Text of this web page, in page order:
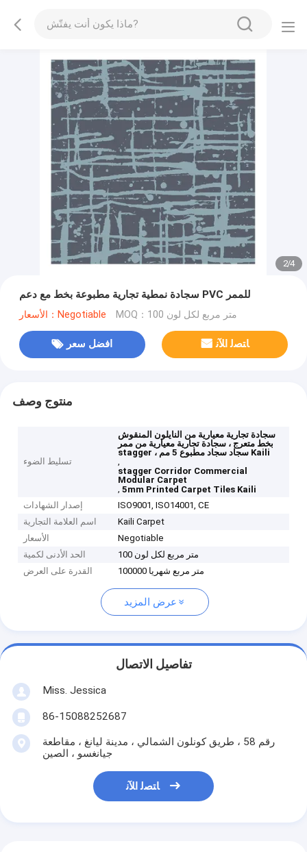
2/4
سجادة نمطية تجارية مطبوعة بخط مع دعم PVC للممر
الأسعار：Negotiable MOQ：100 متر مربع لكل لون
افضل سعر ﺎﺘﺼﻟ ﺍﻶﻧ
منتوج وصف
تسليط الضوء
سجادة تجارية معيارية من النايلون المنقوش
بخط متعرج ، سجادة تجارية معيارية من ممر
stagger ، سجاد سجاد مطبوع 5 مم Kaili
,
stagger Corridor Commercial
Modular Carpet
,5mm Printed Carpet Tiles Kaili
إصدار الشهادات
ISO9001, ISO14001, CE
اسم العلامة التجارية
Kaili Carpet
الأسعار
Negotiable
الحد الأدنى لكمية
100 متر مربع لكل لون
القدرة على العرض
100000 متر مربع شهريا
عرض المزيد
تفاصيل الاتصال
Miss. Jessica
86-15088252687
رقم 58 ، طريق كونلون الشمالي ، مدينة ليانغ ، مقاطعة
جيانغسو ، الصين
ﺎﺘﺼﻟ ﺍﻶﻧ